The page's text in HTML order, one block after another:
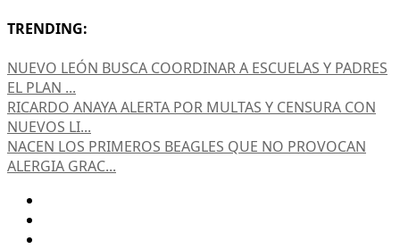
TRENDING:
NUEVO LEÓN BUSCA COORDINAR A ESCUELAS Y PADRES
EL PLAN ...
RICARDO ANAYA ALERTA POR MULTAS Y CENSURA CON
NUEVOS LI...
NACEN LOS PRIMEROS BEAGLES QUE NO PROVOCAN
ALERGIA GRAC...